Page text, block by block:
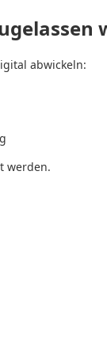
abwickeln:
werden.